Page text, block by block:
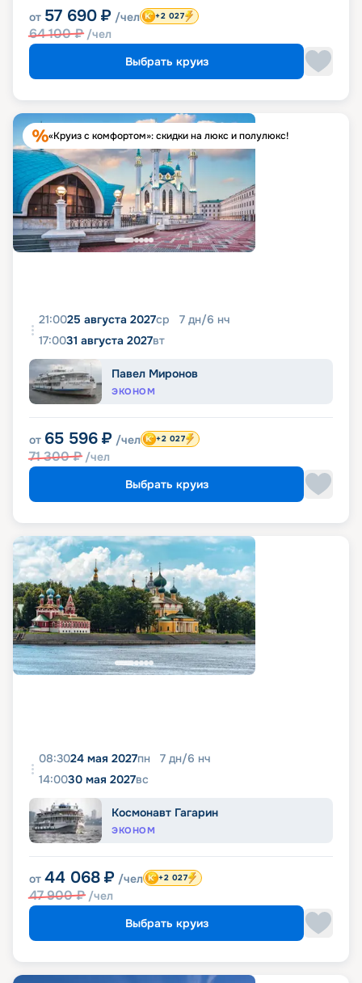
от 57 690 ₽ /чел
64 100₽ /чел
+2 027
Выбрать круиз
«Круиз с комфортом»: скидки на люкс и полулюкс!
21:0025 августа 2027ср 7 дн/6 нч
17:0031 августа 2027вт
Павел Миронов
ЭКОНОМ
от 65 596 ₽ /чел
71 300₽ /чел
+2 027
Выбрать круиз
08:3024 мая 2027пн 7 дн/6 нч
14:0030 мая 2027вс
Космонавт Гагарин
ЭКОНОМ
от 44 068 ₽ /чел
47 900₽ /чел
+2 027
Выбрать круиз